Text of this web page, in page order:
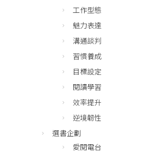
工作型態
魅力表達
溝通談判
習慣養成
目標設定
閱讀學習
效率提升
逆境韌性
選書企劃
愛閱電台